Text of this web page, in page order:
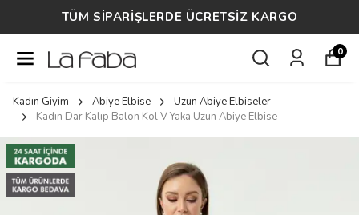
SİPARİŞLERDE ÜCRETSİZ KARGO
0
Kadın Giyim Abiye Elbise
Uzun Abiye Elbiseler
Kadın Dar Kalıp Balon Kol V Yaka Uzun Abiye Elbise